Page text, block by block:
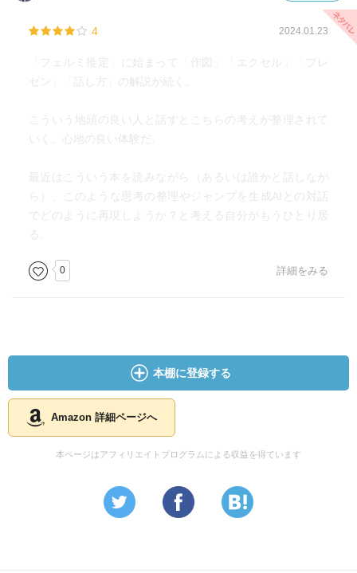
4 2024.01.23
「フェルミ推定」に始まって「作図」「エクセル」「プレ
ゼン」「話し方」の解説が続く。
こういう地頭の良い人と話すとこちらの考えが整理されて
いく。心地の良い体験だ。
最近はこういう本を読みながら（あるいは誰かと話しなが
ら）、このような思考の整理やジャンプを生成AIとの対話
でどのように再現しようか？と考える自分がもうひとり居
る。
0 詳細をみる
本棚に登録する
Amazon 詳細ページへ
本ページはアフィリエイトプログラムによる収益を得ています